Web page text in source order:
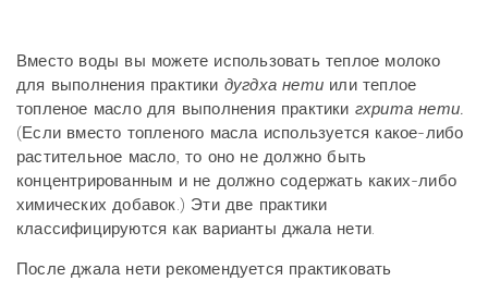
Вместо воды вы можете использовать теплое молоко
для выполнения практики дугдха нети или теплое
топленое масло для выполнения практики гхрита нети.
(Если вместо топленого масла используется какое-либо
растительное масло, то оно не должно быть
концентрированным и не должно содержать каких-либо
химических добавок.) Эти две практики
классифицируются как варианты джала нети.
После джала нети рекомендуется практиковать